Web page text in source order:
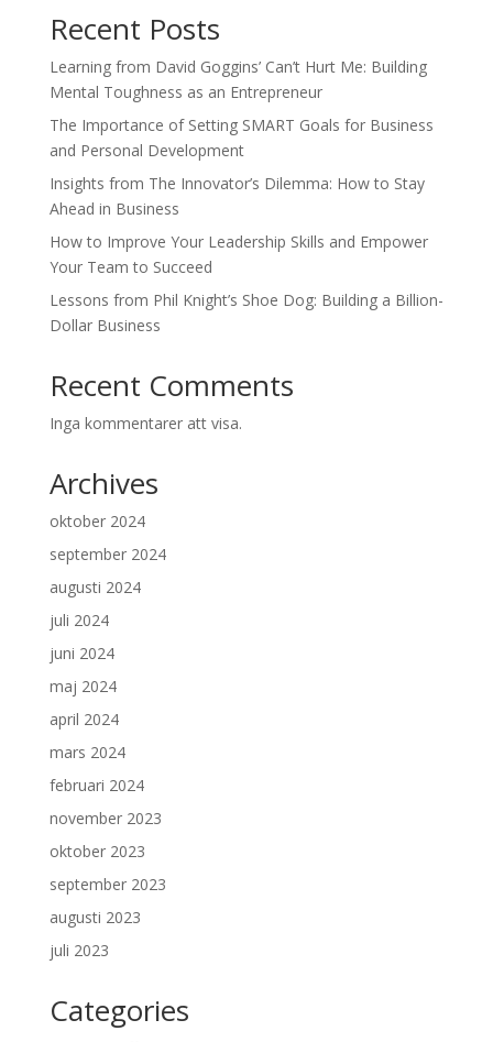
Recent Posts
Learning from David Goggins’ Can’t Hurt Me: Building
Mental Toughness as an Entrepreneur
The Importance of Setting SMART Goals for Business
and Personal Development
Insights from The Innovator’s Dilemma: How to Stay
Ahead in Business
How to Improve Your Leadership Skills and Empower
Your Team to Succeed
Lessons from Phil Knight’s Shoe Dog: Building a Billion-
Dollar Business
Recent Comments
Inga kommentarer att visa.
Archives
oktober 2024
september 2024
augusti 2024
juli 2024
juni 2024
maj 2024
april 2024
mars 2024
februari 2024
november 2023
oktober 2023
september 2023
augusti 2023
juli 2023
Categories